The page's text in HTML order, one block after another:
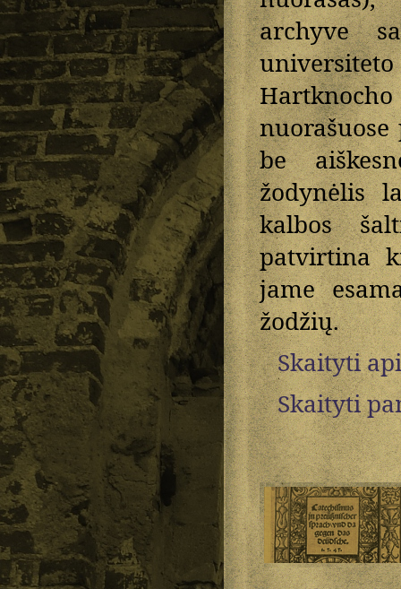
archyve
be
žodynėlis
kalbos
patvirtina
jame
žodžių.
Skaityti
Skaityti